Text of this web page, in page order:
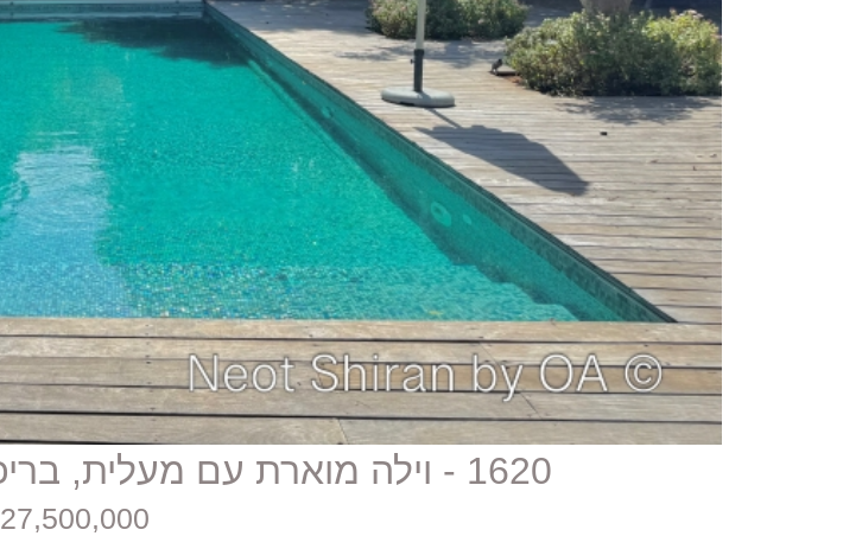
1620 - וילה מוארת עם מעלית, בריכה וחצר קסומה בכפר שמריהו
27,500,000 NIS